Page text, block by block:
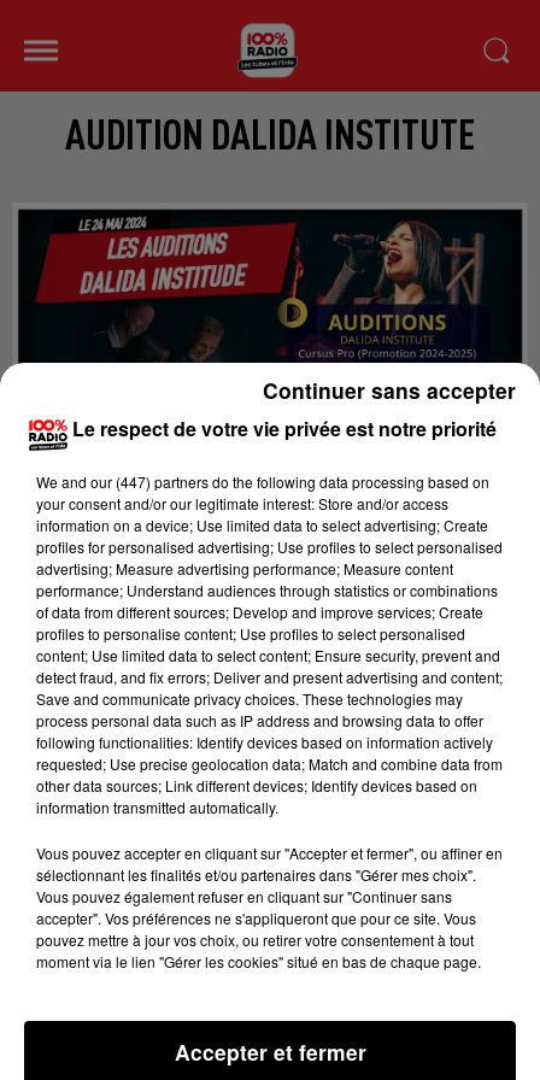
AUDITION DALIDA INSTITUTE
A Toulouse avec 100%
Le DALIDA INSTITUTE est la première école,
créée et animée par des acteurs de l’Industrie
Musicale, sélectionnant et préparant les
talents les plus prometteurs aux métiers du
chanteur.
Intègre le DALIDA INSTITUTE et transforme
ton talent en succès !
Casting à Toulouse avec 100% le 24 mai !
Plus d'info surdalidainstitute.com
Le respect de votre vie privée est notre priorité
We and our (447) partnersdo the following data processing based on
your consent and/or our legitimate interest: Store and/or access
information on a device; Use limited data to select advertising; Create
profiles for personalised advertising; Use profiles to select personalised
advertising; Measure advertising performance; Measure content
performance; Understand audiences through statistics or combinations
of data from different sources; Develop and improve services; Create
profiles to personalise content; Use profiles to select personalised
content; Use limited data to select content; Ensure security, prevent and
detect fraud, and fix errors; Deliver and present advertising and content;
Save and communicate privacy choices. These technologies may
process personal data such as IP address and browsing data to offer
following functionalities: Identify devices based on information actively
requested; Use precise geolocation data; Match and combine data from
other data sources; Link different devices; Identify devices based on
information transmitted automatically.
Vous pouvez accepter en cliquant sur "Accepter et fermer", ou affiner en
sélectionnant les finalités et/ou partenaires dans "Gérer mes choix".
Vous pouvez également refuser en cliquant sur "Continuer sans
accepter". Vos préférences ne s'appliqueront que pour ce site. Vous
pouvez mettre à jour vos choix, ou retirer votre consentement à tout
moment via le lien "Gérer les cookies" situé en bas de chaque page.
Accepter et fermer
Continuer sans accepter